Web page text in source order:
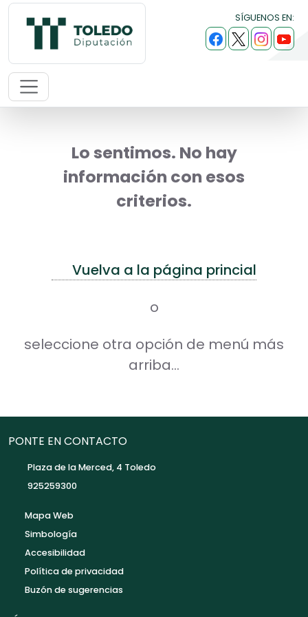
SÍGUENOS EN:
Lo sentimos. No hay
información con esos
criterios.
Vuelva a la página princial
o
seleccione otra opción de menú más
arriba...
PONTE EN CONTACTO
Plaza de la Merced, 4 Toledo
925259300
Mapa Web
Simbología
Accesibilidad
Política de privacidad
Buzón de sugerencias